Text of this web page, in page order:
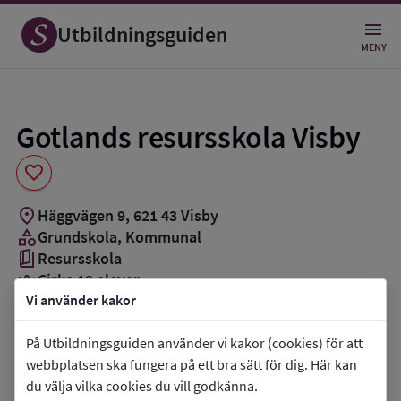
Vi använder kakor
På Utbildningsguiden använder vi kakor (cookies) för att
webbplatsen ska fungera på ett bra sätt för dig. Här kan
du välja vilka cookies du vill godkänna.
Utbildningsguiden MENY
Gotlands resursskola Visby
favorite
Spara
som
favorit
location_on Häggvägen 9, 62143Visby
categoryGrundskola, Kommunal
book_5 Resursskola
groups_3Cirka 10 elever
Vill du kontakta skolan?
phone Telefon: 073-7658431
mail E-post: registrator-bun@gotland.se